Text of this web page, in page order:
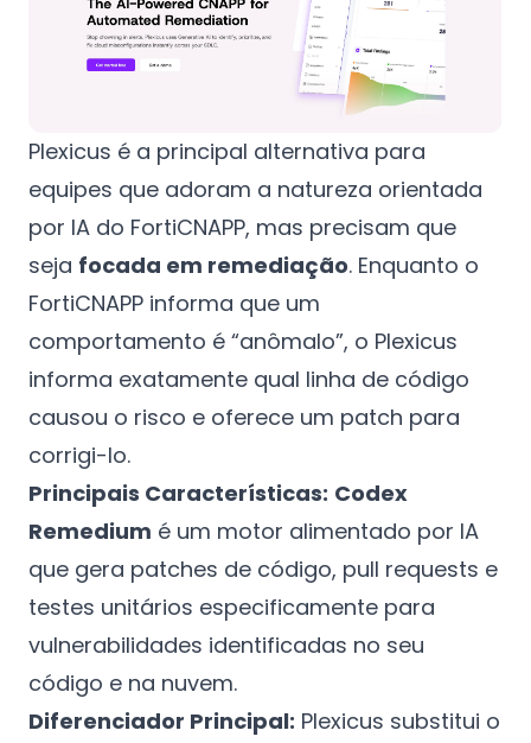
Plexicus é a principal alternativa para
equipes que adoram a natureza orientada
por IA do FortiCNAPP, mas precisam que
seja focada em remediação. Enquanto o
FortiCNAPP informa que um
comportamento é “anômalo”, o Plexicus
informa exatamente qual linha de código
causou o risco e oferece um patch para
corrigi-lo.
Principais Características: Codex
Remedium é um motor alimentado por IA
que gera patches de código, pull requests e
testes unitários especificamente para
vulnerabilidades identificadas no seu
código e na nuvem.
Diferenciador Principal: Plexicus substitui o